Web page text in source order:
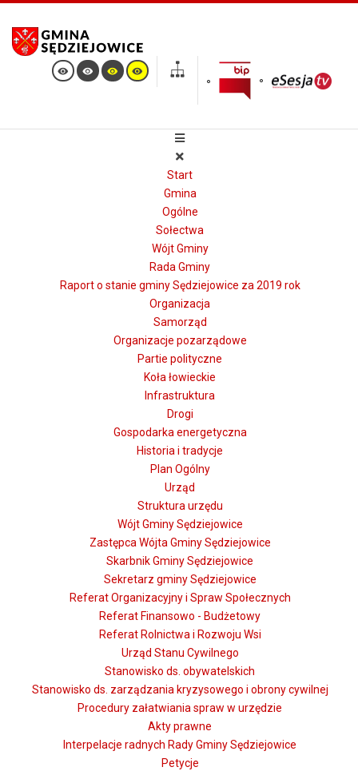
Start
Gmina
Ogólne
Sołectwa
Wójt Gminy
Rada Gminy
Raport o stanie gminy Sędziejowice za 2019 rok
Organizacja
Samorząd
Organizacje pozarządowe
Partie polityczne
Koła łowieckie
Infrastruktura
Drogi
Gospodarka energetyczna
Historia i tradycje
Plan Ogólny
Urząd
Struktura urzędu
Wójt Gminy Sędziejowice
Zastępca Wójta Gminy Sędziejowice
Skarbnik Gminy Sędziejowice
Sekretarz gminy Sędziejowice
Referat Organizacyjny i Spraw Społecznych
Referat Finansowo - Budżetowy
Referat Rolnictwa i Rozwoju Wsi
Urząd Stanu Cywilnego
Stanowisko ds. obywatelskich
Stanowisko ds. zarządzania kryzysowego i obrony cywilnej
Procedury załatwiania spraw w urzędzie
Akty prawne
Interpelacje radnych Rady Gminy Sędziejowice
Petycje